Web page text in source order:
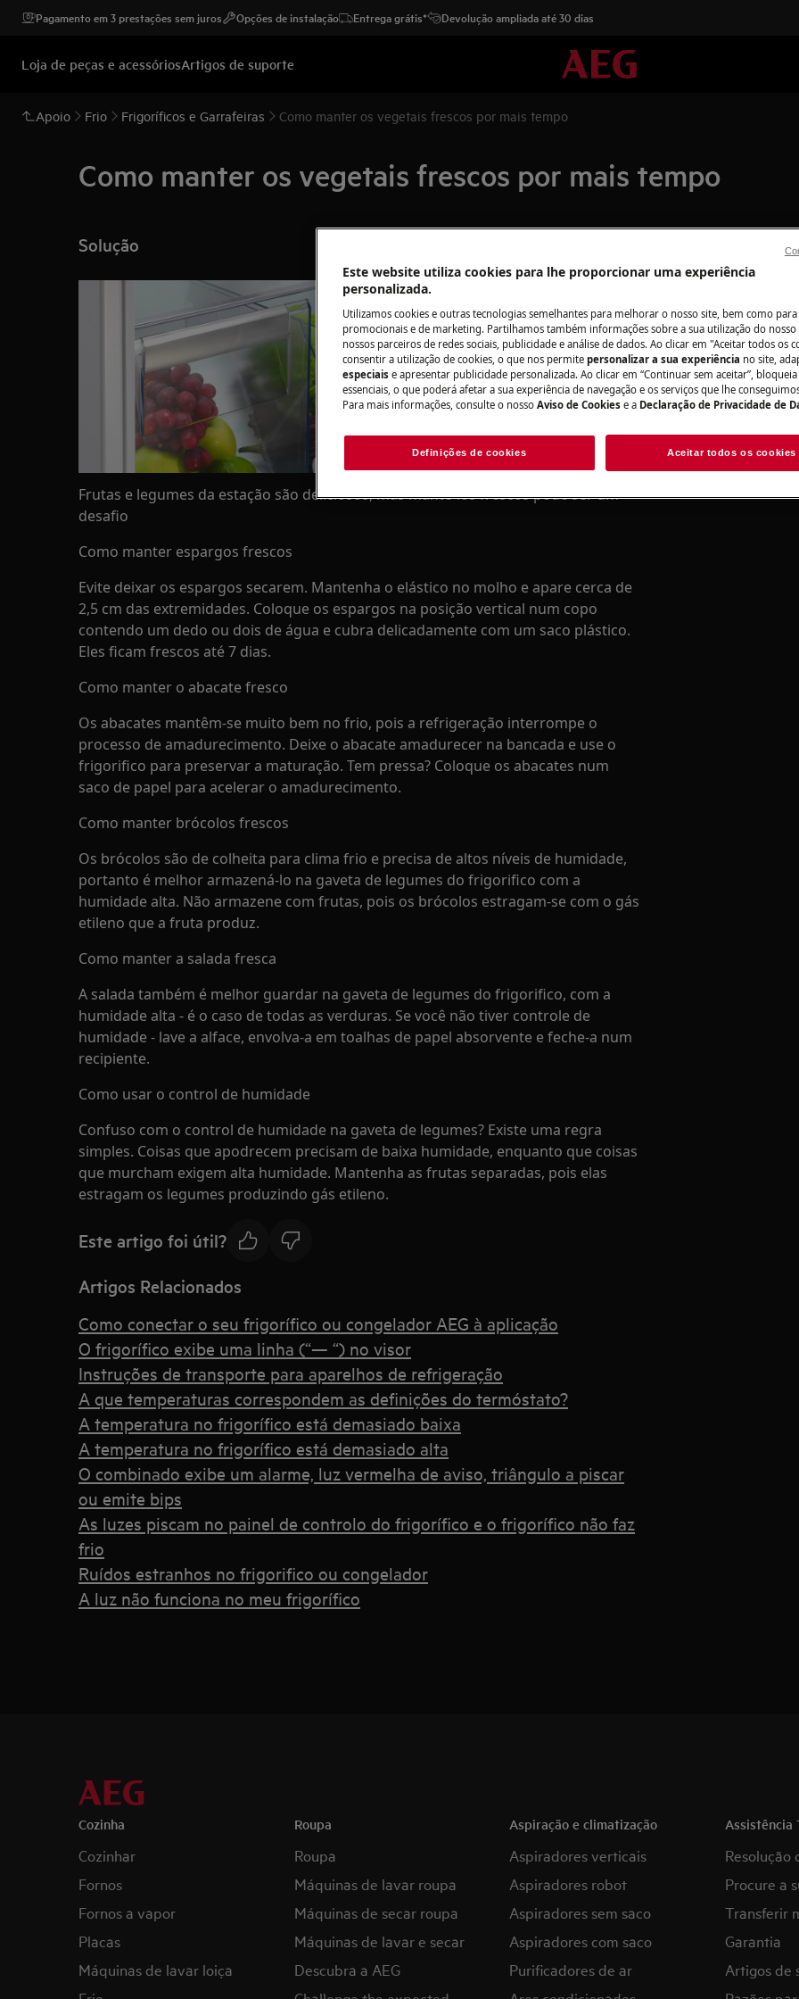
Pagamento em 3 prestações sem juros Opções de instalação Entrega grátis* Devolução ampliada até 30 dias
Loja de peças e acessóriosArtigos de suporte
Apoio Frio Frigoríficos e Garrafeiras Como manter os vegetais frescos por mais tempo
Como manter os vegetais frescos por mais tempo
Solução
Frutas e legumes da estação são deliciosos, mas mantê-los frescos pode ser um
desafio
Como manter espargos frescos
Evite deixar os espargos secarem. Mantenha o elástico no molho e apare cerca de
2,5 cm das extremidades. Coloque os espargos na posição vertical num copo
contendo um dedo ou dois de água e cubra delicadamente com um saco plástico.
Eles ficam frescos até 7 dias.
Como manter o abacate fresco
Os abacates mantêm-se muito bem no frio, pois a refrigeração interrompe o
processo de amadurecimento. Deixe o abacate amadurecer na bancada e use o
frigorifico para preservar a maturação. Tem pressa? Coloque os abacates num
saco de papel para acelerar o amadurecimento.
Como manter brócolos frescos
Os brócolos são de colheita para clima frio e precisa de altos níveis de humidade,
portanto é melhor armazená-lo na gaveta de legumes do frigorifico com a
humidade alta. Não armazene com frutas, pois os brócolos estragam-se com o gás
etileno que a fruta produz.
Como manter a salada fresca
A salada também é melhor guardar na gaveta de legumes do frigorifico, com a
humidade alta - é o caso de todas as verduras. Se você não tiver controle de
humidade - lave a alface, envolva-a em toalhas de papel absorvente e feche-a num
recipiente.
Como usar o control de humidade
Confuso com o control de humidade na gaveta de legumes? Existe uma regra
simples. Coisas que apodrecem precisam de baixa humidade, enquanto que coisas
que murcham exigem alta humidade. Mantenha as frutas separadas, pois elas
estragam os legumes produzindo gás etileno.
Este artigo foi útil?
Artigos Relacionados
Como conectar o seu frigorífico ou congelador AEG à aplicação
O frigorífico exibe uma linha (“— “) no visor
Instruções de transporte para aparelhos de refrigeração
A que temperaturas correspondem as definições do termóstato?
A temperatura no frigorífico está demasiado baixa
A temperatura no frigorífico está demasiado alta
O combinado exibe um alarme, luz vermelha de aviso, triângulo a piscar
ou emite bips
As luzes piscam no painel de controlo do frigorífico e o frigorífico não faz
frio
Ruídos estranhos no frigorifico ou congelador
A luz não funciona no meu frigorífico
Avalie o seu
A sua opinião é
o seu contributo.
Deixe uma
Cozinha
Cozinhar
Fornos
Fornos a vapor
Placas
Máquinas de lavar loiça
Roupa
Roupa
Máquinas de lavar roupa
Máquinas de secar roupa
Máquinas de lavar e secar
Descubra a AEG
Aspiração e climatização
Aspiradores verticais
Aspiradores robot
Aspiradores sem saco
Aspiradores com saco
Purificadores de ar
Assistência
Resolução
Procure a
Transferir
Garantia
Artigos de
Este website utiliza cookies para lhe proporcionar uma experiência
personalizada.
Utilizamos cookies e outras tecnologias semelhantes para melhorar o nosso site, bem como
promocionais e de marketing. Partilhamos também informações sobre a sua utilização do nosso
nossos parceiros de redes sociais, publicidade e análise de dados. Ao clicar em "Aceitar todos os
consentir a utilização de cookies, o que nos permite personalizar a sua experiência no site,
especiais e apresentar publicidade personalizada. Ao clicar em “Continuar sem aceitar”,
essenciais, o que poderá afetar a sua experiência de navegação e os serviços que lhe
Para mais informações, consulte o nosso Aviso de Cookies e a Declaração de Privacidade de
Definições de cookies Aceitar todos os cookies